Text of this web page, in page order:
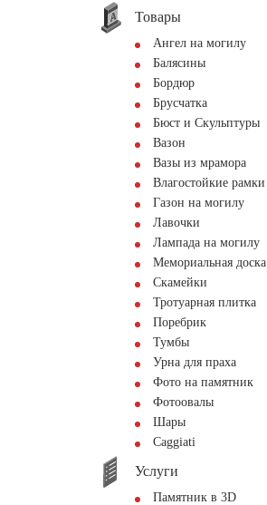
Товары
Ангел на могилу
Балясины
Бордюр
Брусчатка
Бюст и Скульптуры
Вазон
Вазы из мрамора
Влагостойкие рамки
Газон на могилу
Лавочки
Лампада на могилу
Мемориальная доска
Скамейки
Тротуарная плитка
Поребрик
Тумбы
Урна для праха
Фото на памятник
Фотоовалы
Шары
Сaggiati
Услуги
Памятник в 3D